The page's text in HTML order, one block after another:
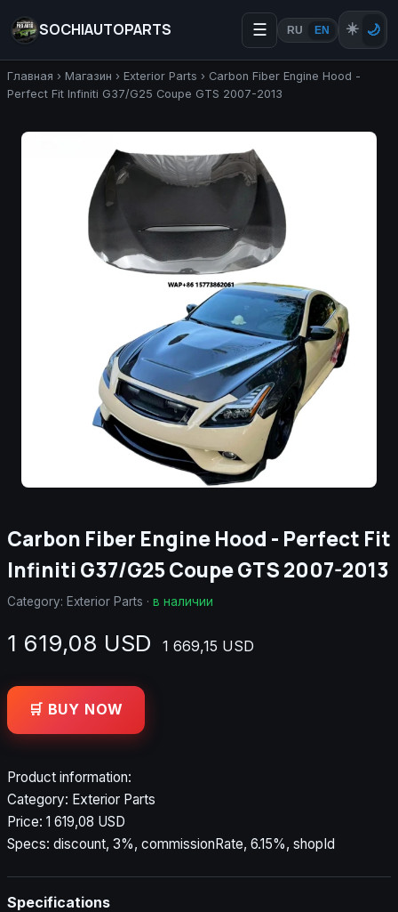
SOCHIAUTOPARTS ☰ RU EN ☀️ 🌙
Главная › Магазин › Exterior Parts › Carbon Fiber Engine Hood -
Perfect Fit Infiniti G37/G25 Coupe GTS 2007-2013
Carbon Fiber Engine Hood - Perfect Fit
Infiniti G37/G25 Coupe GTS 2007-2013
Category: Exterior Parts · в наличии
1 619,08 USD 1 669,15 USD
🛒 BUY NOW
Product information:
Category: Exterior Parts
Price: 1 619,08 USD
Specs: discount, 3%, commissionRate, 6.15%, shopId
Specifications